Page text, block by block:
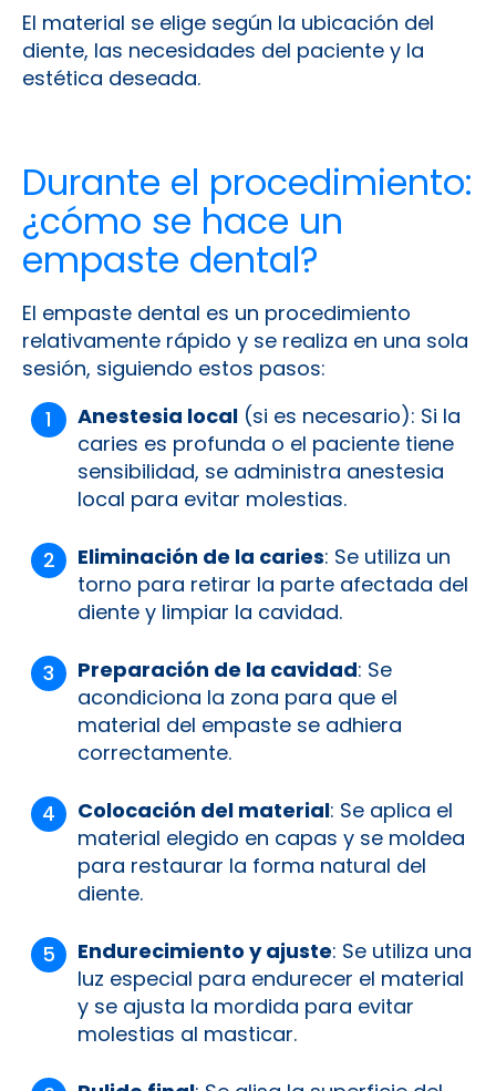
El material se elige según la ubicación del
diente, las necesidades del paciente y la
estética deseada.
Durante el procedimiento:
¿cómo se hace un
empaste dental?
El empaste dental es un procedimiento
relativamente rápido y se realiza en una sola
sesión, siguiendo estos pasos:
Anestesia local (si es necesario): Si la
caries es profunda o el paciente tiene
sensibilidad, se administra anestesia
local para evitar molestias.
Eliminación de la caries: Se utiliza un
torno para retirar la parte afectada del
diente y limpiar la cavidad.
Preparación de la cavidad: Se
acondiciona la zona para que el
material del empaste se adhiera
correctamente.
Colocación del material: Se aplica el
material elegido en capas y se moldea
para restaurar la forma natural del
diente.
Endurecimiento y ajuste: Se utiliza una
luz especial para endurecer el material
y se ajusta la mordida para evitar
molestias al masticar.